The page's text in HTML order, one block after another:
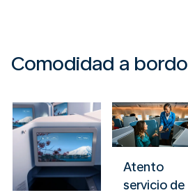
Comodidad a bordo
Atento
servicio de